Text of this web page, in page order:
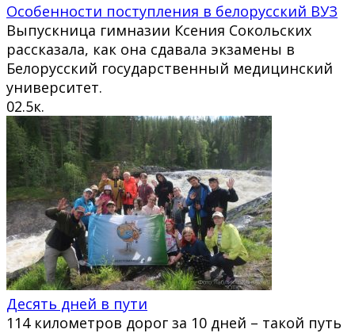
Особенности поступления в белорусский ВУЗ
Выпускница гимназии Ксения Сокольских
рассказала, как она сдавала экзамены в
Белорусский государственный медицинский
университет.
02.5к.
Десять дней в пути
114 километров дорог за 10 дней – такой путь